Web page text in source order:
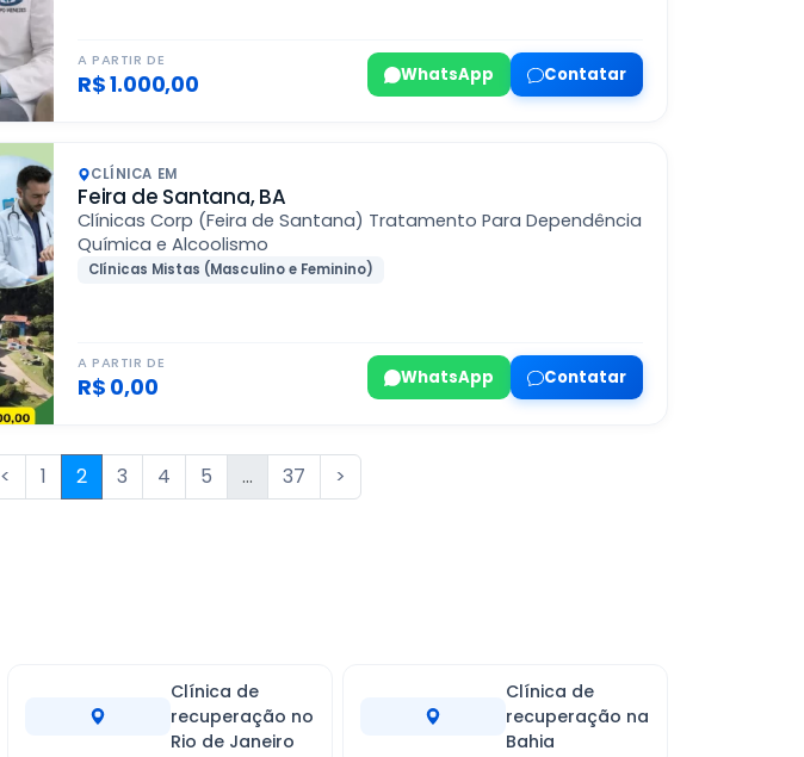
A PARTIR DE
R$ 1.000,00 WhatsApp Contatar
CLÍNICA EM
Feira de Santana, BA
Clínicas Corp (Feira de Santana) Tratamento Para Dependência
Química e Alcoolismo
Clínicas Mistas (Masculino e Feminino)
A PARTIR DE
R$ 0,00 WhatsApp Contatar
< 1 2 3 4 5 ... 37 >
Clínica de
recuperação no
Rio de Janeiro
Clínica de
recuperação na
Bahia